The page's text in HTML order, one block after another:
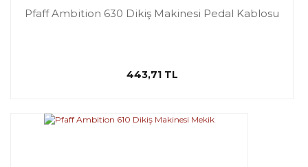
Pfaff Ambition 630 Dikiş Makinesi Pedal Kablosu
443,71 TL